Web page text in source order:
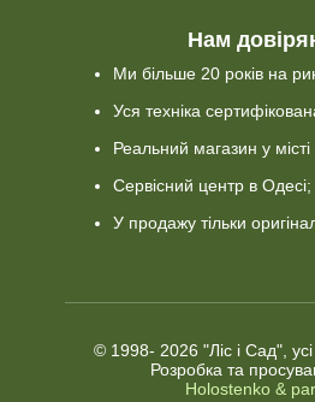
Нам
Ми більше 20 років на
Уся техніка
Реальний магазин у
Сервісний центр в Одесі;
У продажу тільки
© 1998- 2026 "Ліс і Сад",
Розробка та
Holostenko &